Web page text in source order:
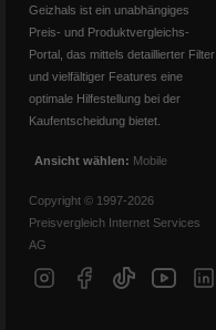
Geizhals ist ein unabhängiges
Preis- und Produktvergleichs-
Portal, das mittels detaillierter Filter
und vielfältiger Features eine
optimale Hilfestellung bei der
Kaufentscheidung bietet.
Ansicht wählen: Mobile
Copyright © 1997-2026
Preisvergleich Internet Services
AG